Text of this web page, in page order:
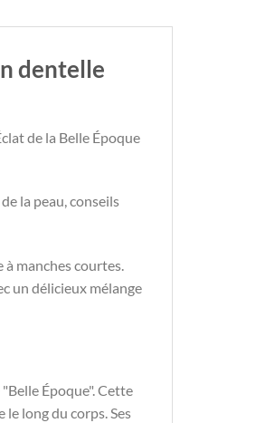
dentelle
de la Belle Époque
la peau, conseils
manches courtes.
un délicieux mélange
Époque". Cette
long du corps. Ses